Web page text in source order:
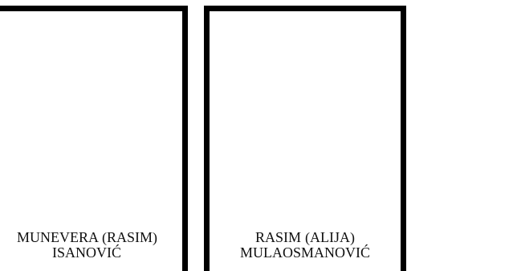
MUNEVERA (RASIM)
ISANOVIĆ
RASIM (ALIJA)
MULAOSMANOVIĆ